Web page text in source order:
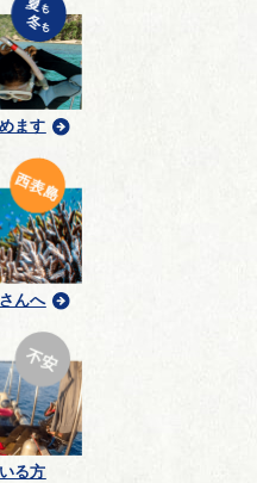
ます
んへ
る方